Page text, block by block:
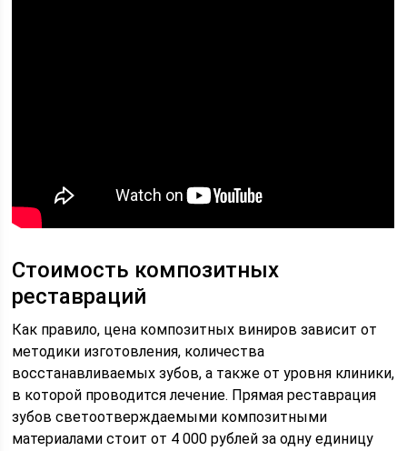
Стоимость композитных
реставраций
Как правило, цена композитных виниров зависит от
методики изготовления, количества
восстанавливаемых зубов, а также от уровня клиники,
в которой проводится лечение. Прямая реставрация
зубов светоотверждаемыми композитными
материалами стоит от 4 000 рублей за одну единицу